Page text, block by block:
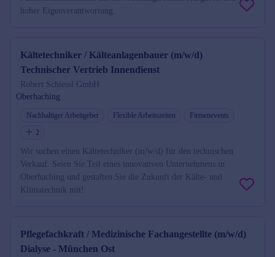
hoher Eigenverantwortung.
Kältetechniker / Kälteanlagenbauer (m/w/d)
Technischer Vertrieb Innendienst
Robert Schiessl GmbH
Oberhaching
Nachhaltiger Arbeitgeber Flexible Arbeitszeiten
Firmenevents
2
Wir suchen einen Kältetechniker (m/w/d) für den technischen
Verkauf. Seien Sie Teil eines innovativen Unternehmens in
Oberhaching und gestalten Sie die Zukunft der Kälte- und
Klimatechnik mit!
Pflegefachkraft / Medizinische Fachangestellte (m/w/d)
Dialyse - München Ost